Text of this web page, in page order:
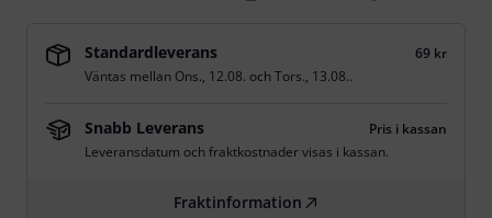
Standardleverans
69 kr
Väntas mellan Ons., 12.08. ochTors., 13.08..
Snabb Leverans
Pris i kassan
Leveransdatum och fraktkostnader visas i kassan.
Fraktinformation